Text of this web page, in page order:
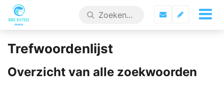
Trefwoordenlijst
Overzicht van alle zoekwoorden